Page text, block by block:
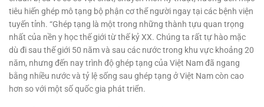
tiêu hiến ghép mô tạng bộ phận cơ thể người ngay tại các bệnh viện
tuyến tỉnh. “Ghép tạng là một trong những thành tựu quan trọng
nhất của nền y học thế giới từ thế kỷ XX. Chúng ta rất tự hào mặc
dù đi sau thế giới 50 năm và sau các nước trong khu vực khoảng 20
năm, nhưng đến nay trình độ ghép tạng của Việt Nam đã ngang
bằng nhiều nước và tỷ lệ sống sau ghép tạng ở Việt Nam còn cao
hơn so với một số quốc gia phát triển.